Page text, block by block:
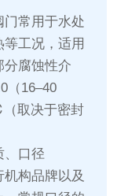
门常用于水处
工况，适用
分腐蚀性介
（16–40
取决于密封
、口径
机构品牌以及